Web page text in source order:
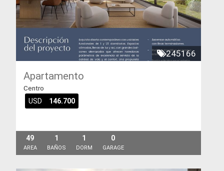
245166
Apartamento
Centro
USD 146.700
49
AREA
1
BAÑOS
1
DORM
0
GARAGE